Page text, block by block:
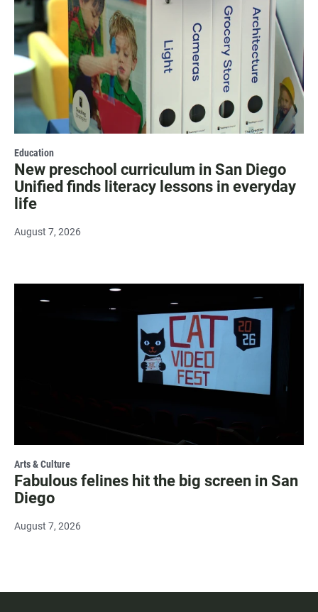
Education
New preschool curriculum in San Diego
Unified finds literacy lessons in everyday
life
August 7, 2026
Arts & Culture
Fabulous felines hit the big screen in San
Diego
August 7, 2026